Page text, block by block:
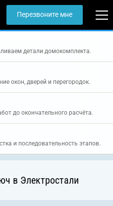
Перезвоните мне
детали домокомплекта.
окон, дверей и перегородок.
до окончательного расчёта.
и последовательность этапов.
в Электростали